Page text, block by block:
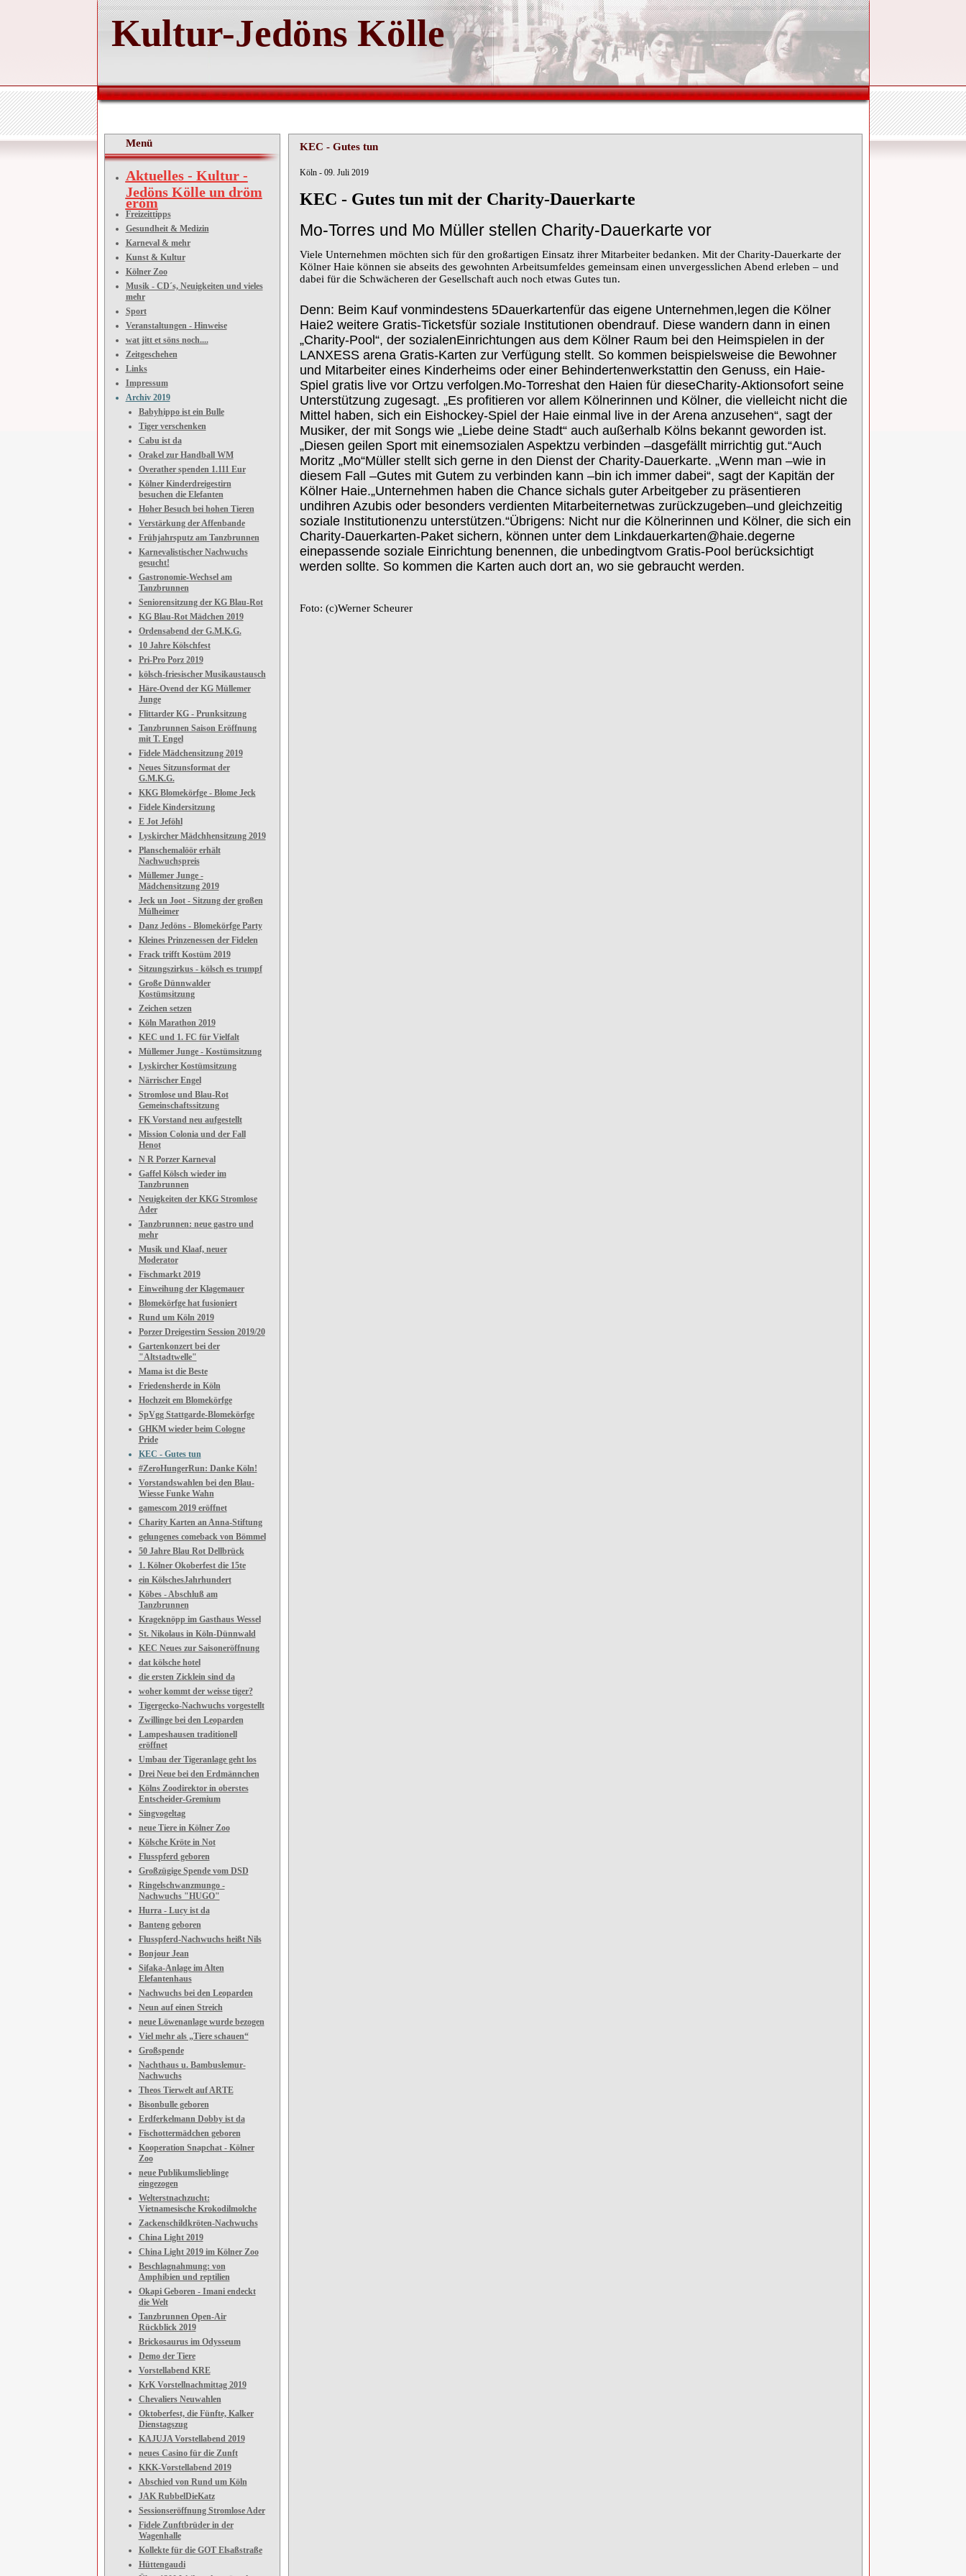
Kultur-Jedöns Kölle
Menü
Aktuelles - Kultur -
Jedöns Kölle un dröm
eröm
Freizeittipps
Gesundheit & Medizin
Karneval & mehr
Kunst & Kultur
Kölner Zoo
Musik - CD´s, Neuigkeiten und vieles
mehr
Sport
Veranstaltungen - Hinweise
wat jitt et söns noch....
Zeitgeschehen
Links
Impressum
Archiv 2019
Babyhippo ist ein Bulle
Tiger verschenken
Cabu ist da
Orakel zur Handball WM
Overather spenden 1.111 Eur
Kölner Kinderdreigestirn
besuchen die Elefanten
Hoher Besuch bei hohen Tieren
Verstärkung der Affenbande
Frühjahrsputz am Tanzbrunnen
Karnevalistischer Nachwuchs
gesucht!
Gastronomie-Wechsel am
Tanzbrunnen
Seniorensitzung der KG Blau-Rot
KG Blau-Rot Mädchen 2019
Ordensabend der G.M.K.G.
10 Jahre Kölschfest
Pri-Pro Porz 2019
kölsch-friesischer Musikaustausch
Häre-Ovend der KG Müllemer
Junge
Flittarder KG - Prunksitzung
Tanzbrunnen Saison Eröffnung
mit T. Engel
Fidele Mädchensitzung 2019
Neues Sitzunsformat der
G.M.K.G.
KKG Blomekörfge - Blome Jeck
Fidele Kindersitzung
E Jot Jeföhl
Lyskircher Mädchhensitzung 2019
Planschemalöör erhält
Nachwuchspreis
Müllemer Junge -
Mädchensitzung 2019
Jeck un Joot - Sitzung der großen
Mülheimer
Danz Jedöns - Blomekörfge Party
Kleines Prinzenessen der Fidelen
Frack trifft Kostüm 2019
Sitzungszirkus - kölsch es trumpf
Große Dünnwalder
Kostümsitzung
Zeichen setzen
Köln Marathon 2019
KEC und 1. FC für Vielfalt
Müllemer Junge - Kostümsitzung
Lyskircher Kostümsitzung
Närrischer Engel
Stromlose und Blau-Rot
Gemeinschaftssitzung
FK Vorstand neu aufgestellt
Mission Colonia und der Fall
Henot
N R Porzer Karneval
Gaffel Kölsch wieder im
Tanzbrunnen
Neuigkeiten der KKG Stromlose
Ader
Tanzbrunnen: neue gastro und
mehr
Musik und Klaaf, neuer
Moderator
Fischmarkt 2019
Einweihung der Klagemauer
Blomekörfge hat fusioniert
Rund um Köln 2019
Porzer Dreigestirn Session 2019/20
Gartenkonzert bei der
"Altstadtwelle"
Mama ist die Beste
Friedensherde in Köln
Hochzeit em Blomekörfge
SpVgg Stattgarde-Blomekörfge
GHKM wieder beim Cologne
Pride
KEC - Gutes tun
#ZeroHungerRun: Danke Köln!
Vorstandswahlen bei den Blau-
Wiesse Funke Wahn
gamescom 2019 eröffnet
Charity Karten an Anna-Stiftung
gelungenes comeback von Bömmel
50 Jahre Blau Rot Dellbrück
1. Kölner Okoberfest die 15te
ein KölschesJahrhundert
Köbes - Abschluß am
Tanzbrunnen
Krageknöpp im Gasthaus Wessel
St. Nikolaus in Köln-Dünnwald
KEC Neues zur Saisoneröffnung
dat kölsche hotel
die ersten Zicklein sind da
woher kommt der weisse tiger?
Tigergecko-Nachwuchs vorgestellt
Zwillinge bei den Leoparden
Lampeshausen traditionell
eröffnet
Umbau der Tigeranlage geht los
Drei Neue bei den Erdmännchen
Kölns Zoodirektor in oberstes
Entscheider-Gremium
Singvogeltag
neue Tiere in Kölner Zoo
Kölsche Kröte in Not
Flusspferd geboren
Großzügige Spende vom DSD
Ringelschwanzmungo -
Nachwuchs "HUGO"
Hurra - Lucy ist da
Banteng geboren
Flusspferd-Nachwuchs heißt Nils
Bonjour Jean
Sifaka-Anlage im Alten
Elefantenhaus
Nachwuchs bei den Leoparden
Neun auf einen Streich
neue Löwenanlage wurde bezogen
Viel mehr als „Tiere schauen“
Großspende
Nachthaus u. Bambuslemur-
Nachwuchs
Theos Tierwelt auf ARTE
Bisonbulle geboren
Erdferkelmann Dobby ist da
Fischottermädchen geboren
Kooperation Snapchat - Kölner
Zoo
neue Publikumslieblinge
eingezogen
Welterstnachzucht:
Vietnamesische Krokodilmolche
Zackenschildkröten-Nachwuchs
China Light 2019
China Light 2019 im Kölner Zoo
Beschlagnahmung: von
Amphibien und reptilien
Okapi Geboren - Imani endeckt
die Welt
Tanzbrunnen Open-Air
Rückblick 2019
Brickosaurus im Odysseum
Demo der Tiere
Vorstellabend KRE
KrK Vorstellnachmittag 2019
Chevaliers Neuwahlen
Oktoberfest, die Fünfte, Kalker
Dienstagszug
KAJUJA Vorstellabend 2019
neues Casino für die Zunft
KKK-Vorstellabend 2019
Abschied von Rund um Köln
JAK RubbelDieKatz
Sessionseröffnung Stromlose Ader
Fidele Zunftbrüder in der
Wagenhalle
Kollekte für die GOT Elsaßstraße
Hüttengaudi
KEC - Gutes tun
Köln - 09. Juli 2019
KEC - Gutes tun mit der Charity-Dauerkarte
Mo-Torres und Mo Müller stellen Charity-Dauerkarte vor
Viele Unternehmen möchten sich für den großartigen Einsatz ihrer Mitarbeiter bedanken. Mit der Charity-Dauerkarte der
Kölner Haie können sie abseits des gewohnten Arbeitsumfeldes gemeinsam einen unvergesslichen Abend erleben – und
dabei für die Schwächeren der Gesellschaft auch noch etwas Gutes tun.
Denn: Beim Kauf vonmindestens 5Dauerkartenfür das eigene Unternehmen, legen die Kölner
Haie2 weitere Gratis-Ticketsfür soziale Institutionen obendrauf. Diese wandern dann in einen
„Charity-Pool“, der sozialenEinrichtungen aus dem Kölner Raum bei den Heimspielen in der
LANXESS arena Gratis-Karten zur Verfügung stellt. So kommen beispielsweise die Bewohner
und Mitarbeiter eines Kinderheims oder einer Behindertenwerkstattin den Genuss, ein Haie-
Spiel gratis live vor Ortzu verfolgen.Mo-Torreshat den Haien für dieseCharity-Aktionsofort seine
Unterstützung zugesagt. „Es profitieren vor allem Kölnerinnen und Kölner, die vielleicht nicht die
Mittel haben, sich ein Eishockey-Spiel der Haie einmal live in der Arena anzusehen“, sagt der
Musiker, der mit Songs wie „Liebe deine Stadt“ auch außerhalb Kölns bekannt geworden ist.
„Diesen geilen Sport mit einemsozialen Aspektzu verbinden –dasgefällt mirrichtig gut.“Auch
Moritz „Mo“Mü ller stellt sich gerne in den Dienst der Charity-Dauerkarte. „Wenn man –wie in
diesem Fall –Gutes mit Gutem zu verbinden kann –bin ich immer dabei“, sagt der Kapitän der
Kölner Haie.„Unternehmen haben die Chance sichals guter Arbeitgeber zu präsentieren
undihren Azubis oder besonders verdienten Mitarbeiternetwas zurückzugeben–und gleichzeitig
soziale Institutionenzu unterstützen.“Übrigens: Nicht nur die Kölnerinnen und Kölner, die sich ein
Charity-Dauerkarten-Paket sichern, können unter dem Linkdauerkarten@haie.degerne
einepassende soziale Einrichtung benennen, die unbedingtvom Gratis-Pool berücksichtigt
werden sollte. So kommen die Karten auch dort an, wo sie gebraucht werden.
Foto: (c)Werner Scheurer